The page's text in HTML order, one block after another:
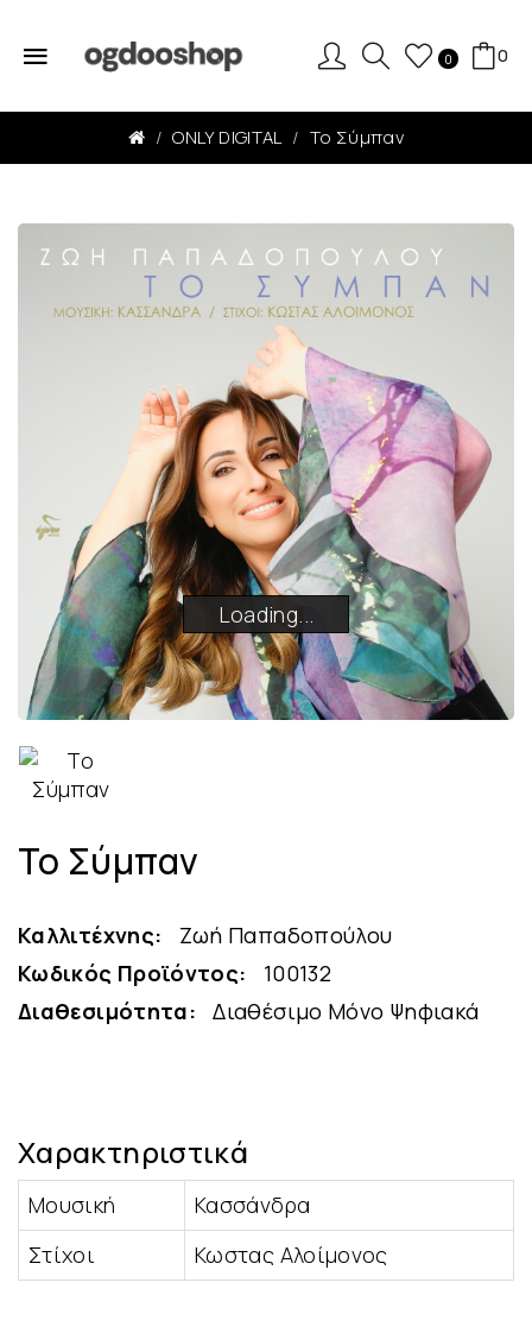
0 0
ONLY DIGITAL Το Σύμπαν
Loading...
Loading...
Loading...
Loading...
Το Σύμπαν
Καλλιτέχνης:
Ζωή Παπαδοπούλου
Κωδικός Προϊόντος:
100132
Διαθεσιμότητα:
Διαθέσιμο Μόνο Ψηφιακά
Χαρακτηριστικά
Μουσική
Κασσάνδρα
Στίχοι
Κωστας Αλοίμονος